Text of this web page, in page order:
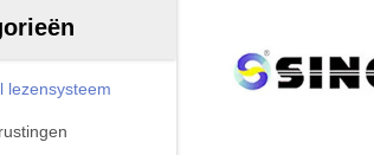
lezensysteem